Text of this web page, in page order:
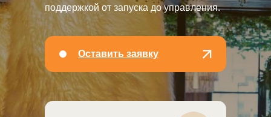
поддержкой от запуска до управления.
Оставить заявку
LET'S GO!